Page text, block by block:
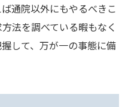
通院以外にもやるべきこ
法を調べている暇もなく
して、万が一の事態に備